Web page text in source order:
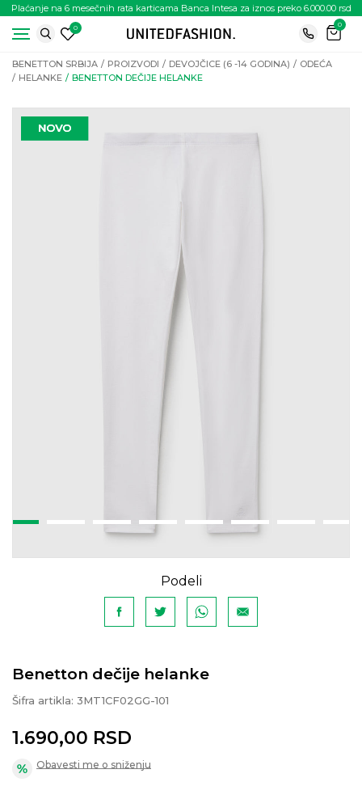
Plaćanje na 6 mesečnih rata karticama Banca Intesa za iznos preko 6.000.00 rsd
0
0
BENETTON SRBIJA PROIZVODI DEVOJČICE (6 -14 GODINA)
ODEĆA
HELANKE
BENETTON DEČIJE HELANKE
Podeli
Benetton dečije helanke
Šifra artikla: 3MT1CF02GG-101
1.690,00 RSD
Obavesti me o sniženju